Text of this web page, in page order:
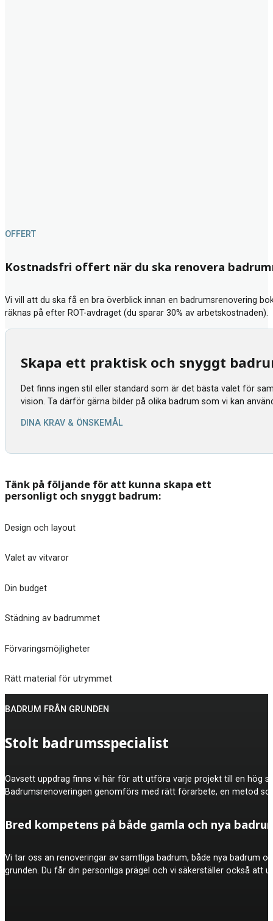
Kostnadsfri offert när du ska renovera
Vi vill att du ska få en bra överblick innan en badrumsrenovering
räknas på efter ROT-avdraget (du sparar 30% av arbetskostnaden).
OFFERT
Skapa ett praktisk och snyggt
Det finns ingen stil eller standard som är det bästa valet för
vision. Ta därför gärna bilder på olika badrum som vi kan
DINA KRAV & ÖNSKEMÅL
Tänk på följande för att kunna skapa ett
personligt och snyggt badrum:
Design och layout
Valet av vitvaror
Din budget
Städning av badrummet
Förvaringsmöjligheter
Rätt material för utrymmet
Stolt badrumsspecialist
Oavsett uppdrag finns vi här för att utföra varje projekt till en hög
Badrumsrenoveringen genomförs med rätt förarbete, en metod
BADRUM FRÅN GRUNDEN
Bred kompetens på både gamla och nya
Vi tar oss an renoveringar av samtliga badrum, både nya badrum
grunden. Du får din personliga prägel och vi säkerställer också